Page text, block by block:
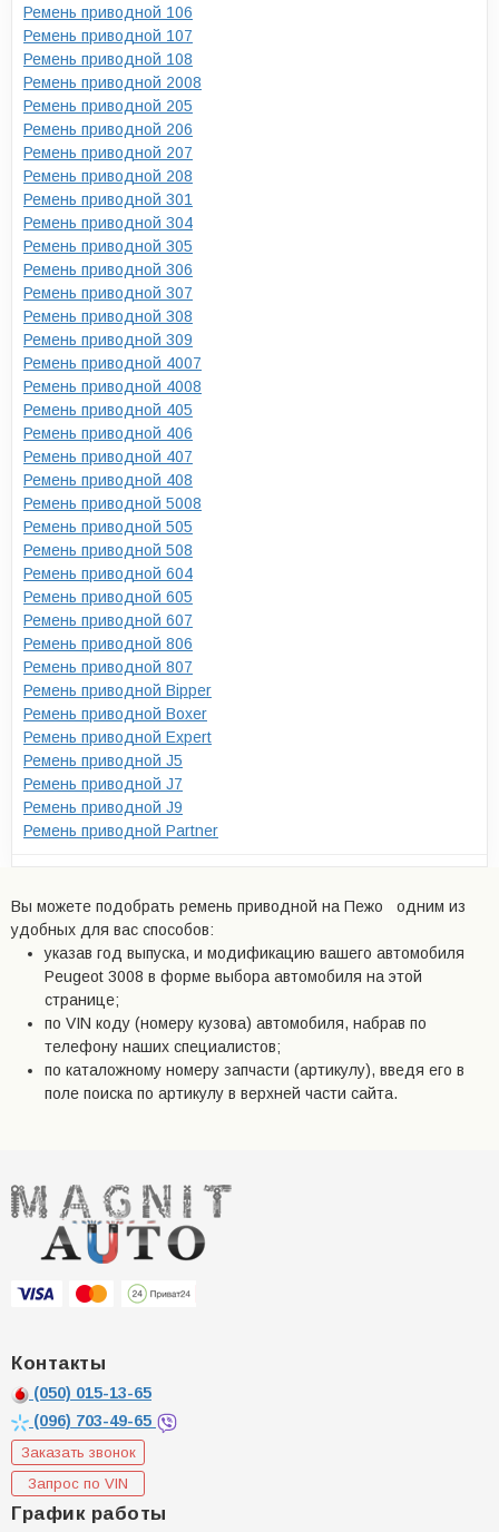
Ремень приводной 106
Ремень приводной 107
Ремень приводной 108
Ремень приводной 2008
Ремень приводной 205
Ремень приводной 206
Ремень приводной 207
Ремень приводной 208
Ремень приводной 301
Ремень приводной 304
Ремень приводной 305
Ремень приводной 306
Ремень приводной 307
Ремень приводной 308
Ремень приводной 309
Ремень приводной 4007
Ремень приводной 4008
Ремень приводной 405
Ремень приводной 406
Ремень приводной 407
Ремень приводной 408
Ремень приводной 5008
Ремень приводной 505
Ремень приводной 508
Ремень приводной 604
Ремень приводной 605
Ремень приводной 607
Ремень приводной 806
Ремень приводной 807
Ремень приводной Bipper
Ремень приводной Boxer
Ремень приводной Expert
Ремень приводной J5
Ремень приводной J7
Ремень приводной J9
Ремень приводной Partner
Вы можете подобрать ремень приводной на Пежо одним из
удобных для вас способов:
указав год выпуска, и модификацию вашего автомобиля
Peugeot 3008 в форме выбора автомобиля на этой
странице;
по VIN коду (номеру кузова) автомобиля, набрав по
телефону наших специалистов;
по каталожному номеру запчасти (артикулу), введя его в
поле поиска по артикулу в верхней части сайта.
Контакты
(050) 015-13-65
(096) 703-49-65
Заказать звонок
Запрос по VIN
График работы